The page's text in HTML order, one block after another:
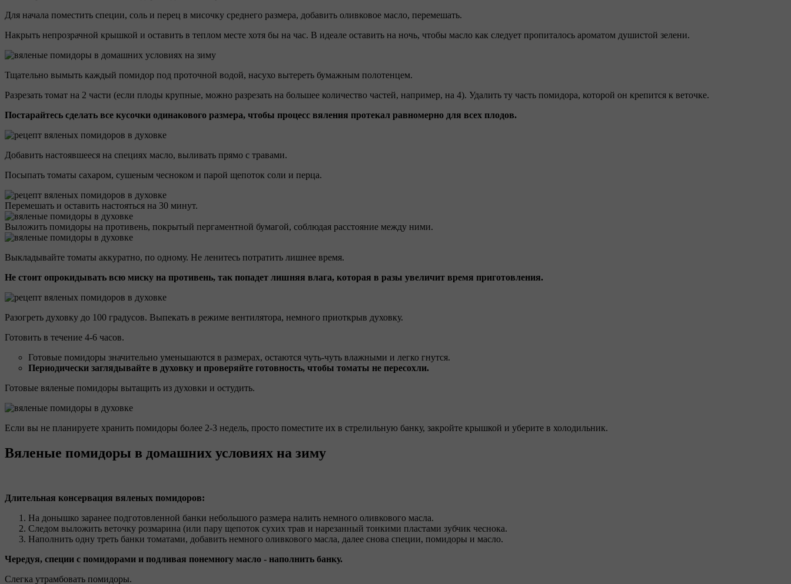
Для начала поместить специи, соль и перец в мисочку среднего размера, добавить оливковое масло, перемешать.
Накрыть непрозрачной крышкой и оставить в теплом месте хотя бы на час. В идеале оставить на ночь, чтобы масло как следует пропиталось ароматом душистой зелени.
Тщательно вымыть каждый помидор под проточной водой, насухо вытереть бумажным полотенцем.
Разрезать томат на 2 части (если плоды крупные, можно разрезать на большее количество частей, например, на 4). Удалить ту часть помидора, которой он крепится к веточке.
Постарайтесь сделать все кусочки одинакового размера, чтобы процесс вяления протекал равномерно для всех плодов.
Добавить настоявшееся на специях масло, выливать прямо с травами.
Посыпать томаты сахаром, сушеным чесноком и парой щепоток соли и перца.
Перемешать и оставить настояться на 30 минут.
Выложить помидоры на противень, покрытый пергаментной бумагой, соблюдая расстояние между ними.
Выкладывайте томаты аккуратно, по одному. Не ленитесь потратить лишнее время.
Не стоит опрокидывать всю миску на противень, так попадет лишняя влага, которая в разы увеличит время приготовления.
Разогреть духовку до 100 градусов. Выпекать в режиме вентилятора, немного приоткрыв духовку.
Готовить в течение 4-6 часов.
Готовые помидоры значительно уменьшаются в размерах, остаются чуть-чуть влажными и легко гнутся.
Периодически заглядывайте в духовку и проверяйте готовность, чтобы томаты не пересохли.
Готовые вяленые помидоры вытащить из духовки и остудить.
Если вы не планируете хранить помидоры более 2-3 недель, просто поместите их в стрелильную банку, закройте крышкой и уберите в холодильник.
Вяленые помидоры в домашних условиях на зиму
Длительная консервация вяленых помидоров:
На донышко заранее подготовленной банки небольшого размера налить немного оливкового масла.
Следом выложить веточку розмарина (или пару щепоток сухих трав и нарезанный тонкими пластами зубчик чеснока.
Наполнить одну треть банки томатами, добавить немного оливкового масла, далее снова специи, помидоры и масло.
Чередуя, специи с помидорами и подливая понемногу масло - наполнить банку.
Слегка утрамбовать помидоры.